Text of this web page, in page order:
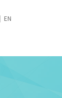
EN